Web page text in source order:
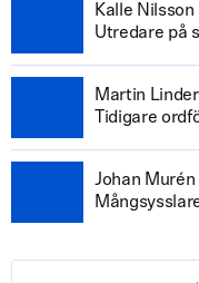
Kalle Nilsson
Utredare på
Martin Linder
Tidigare
Johan Murén